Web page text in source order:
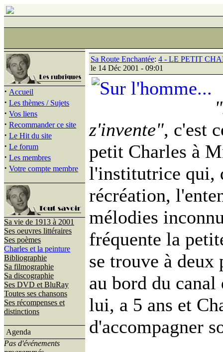
· Accueil
· Les thèmes / Sujets
· Vos liens
· Recommander ce site
· Le Hit du site
· Le forum
· Les membres
· Votre compte membre
Sa vie de 1913 à 2001
Ses oeuvres littéraires
Ses poèmes
Charles et la peinture
Bibliographie
Sa filmographie
Sa discographie
Ses DVD et BluRay
Toutes ses chansons
Ses récompenses et
distinctions
Agenda
Pas d'événements
Sa Route Enchantée: 4 - LE PETIT
le 14 Déc 2001 - 09:01
z'invente", c'est
petit Charles à
l'institutrice qui,
récréation,
mélodies
fréquente la
se trouve à deux
au bord du
lui, a 5 ans et
d'accompagner